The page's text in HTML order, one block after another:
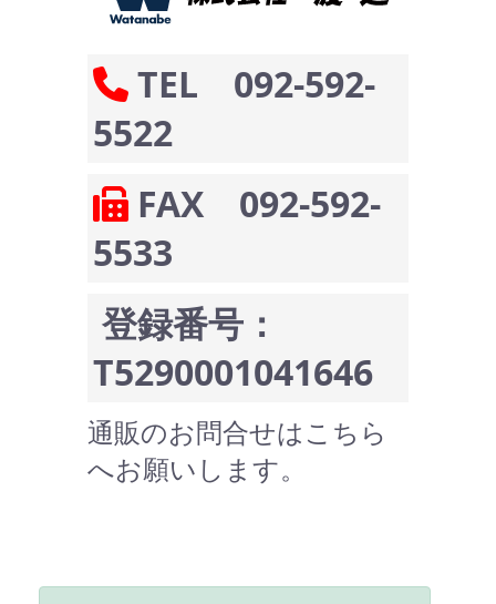
TEL 092-592-
5522
FAX 092-592-
5533
登録番号：
T5290001041646
通販のお問合せはこちら
へお願いします。